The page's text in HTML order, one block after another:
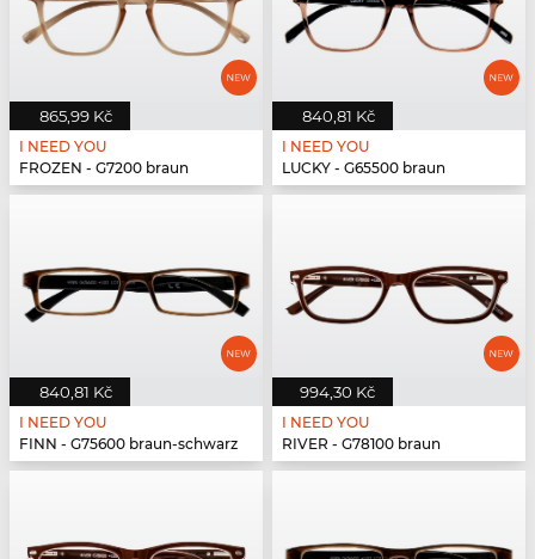
865,99 Kč
I NEED YOU
FROZEN - G7200 braun
840,81 Kč
I NEED YOU
LUCKY - G65500 braun
840,81 Kč
I NEED YOU
FINN - G75600 braun-schwarz
994,30 Kč
I NEED YOU
RIVER - G78100 braun